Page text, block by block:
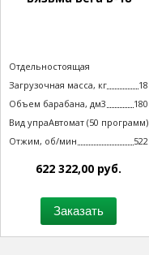
Тип машины
Отдельностоящая
неподрессоренная
Загрузочная масса, кг
18
Объем барабана, дм3
180
Вид управления
технологическим процессом
Автомат (50 программ)
Отжим, об/мин
522
622 322,00 руб.
Заказать